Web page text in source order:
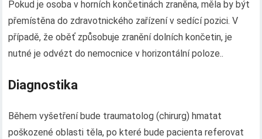
Pokud je osoba v horních končetinách zraněna, měla by být
přemístěna do zdravotnického zařízení v sedící pozici. V
případě, že oběť způsobuje zranění dolních končetin, je
nutné je odvézt do nemocnice v horizontální poloze..
Diagnostika
Během vyšetření bude traumatolog (chirurg) hmatat
poškozené oblasti těla, po které bude pacienta referovat